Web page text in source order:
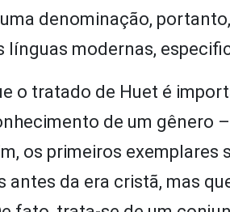
denominação,
línguas modernas,
o tratado de Huet é
de um gênero
os primeiros
antes da era cristã, mas